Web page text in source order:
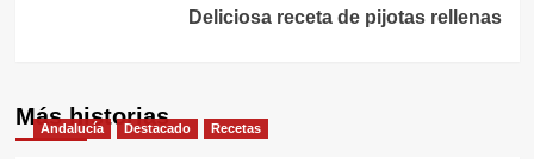
Deliciosa receta de pijotas rellenas
Más historias
Andalucía Destacado Recetas